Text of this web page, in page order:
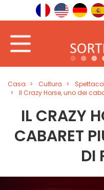
Casa Cultura
Il Crazy Horse, uno dei
IL CRAZY
CABARET
DI